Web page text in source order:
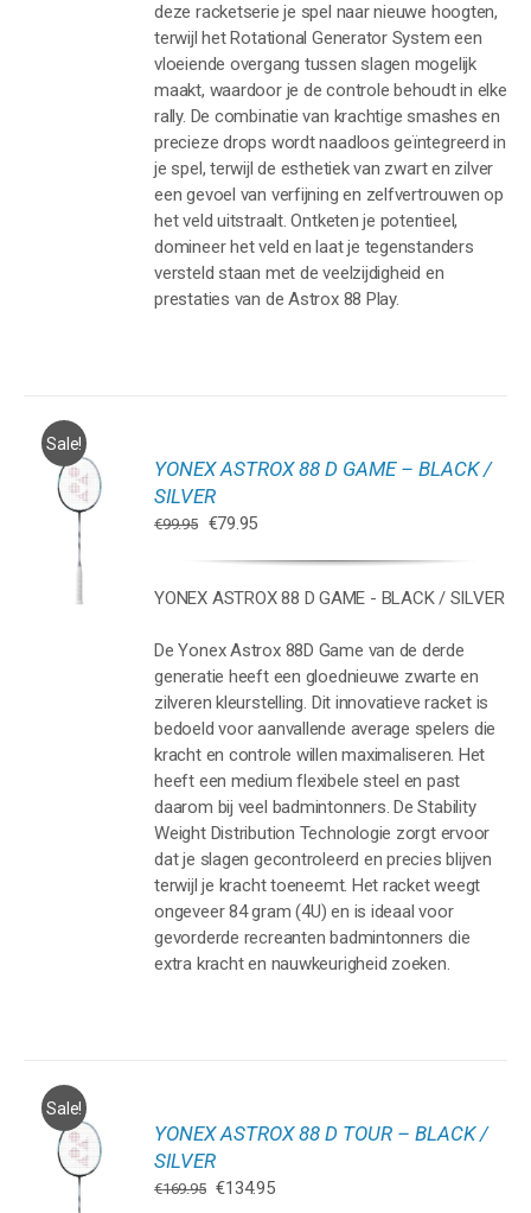
deze racketserie je spel naar nieuwe hoogten,
terwijl het Rotational Generator System een
vloeiende overgang tussen slagen mogelijk
maakt, waardoor je de controle behoudt in elke
rally. De combinatie van krachtige smashes en
precieze drops wordt naadloos geïntegreerd in
je spel, terwijl de esthetiek van zwart en zilver
een gevoel van verfijning en zelfvertrouwen op
het veld uitstraalt. Ontketen je potentieel,
domineer het veld en laat je tegenstanders
versteld staan met de veelzijdigheid en
prestaties van de Astrox 88 Play.
Sale!
YONEX ASTROX 88 D GAME – BLACK /
SILVER
€99.95
Oorspronkelijke
€99.95.
€79.95Huidige
€79.95.
YONEX ASTROX 88 D GAME - BLACK / SILVER
De Yonex Astrox 88D Game van de derde
generatie heeft een gloednieuwe zwarte en
zilveren kleurstelling. Dit innovatieve racket is
bedoeld voor aanvallende average spelers die
kracht en controle willen maximaliseren. Het
heeft een medium flexibele steel en past
daarom bij veel badmintonners. De Stability
Weight Distribution Technologie zorgt ervoor
dat je slagen gecontroleerd en precies blijven
terwijl je kracht toeneemt. Het racket weegt
ongeveer 84 gram (4U) en is ideaal voor
gevorderde recreanten badmintonners die
extra kracht en nauwkeurigheid zoeken.
Sale!
YONEX ASTROX 88 D TOUR – BLACK /
SILVER
€169.95 Oorspronkelijke
€134.95Huidige